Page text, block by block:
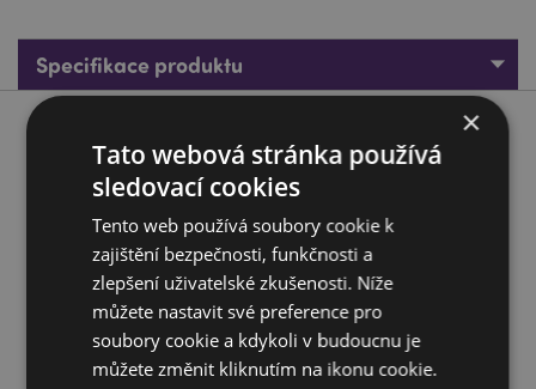
Specifikace produktu
Set 5 psacích potřeb - Kočka
Materiál:Dřevo, plast, guma a karton
Označení CE: Ano
Nevhodné pro:Děti 0 - 3 roky
EN71:Ano
Sada obsahuje:1 pravítko, 1 gumu, 1 tužku, 1
×
Tato webová stránka používá
sledovací cookies
Tento web používá soubory cookie k
zajištění bezpečnosti, funkčnosti a
zlepšení uživatelské zkušenosti. Níže
můžete nastavit své preference pro
soubory cookie a kdykoli v budoucnu je
můžete změnit kliknutím na ikonu cookie.